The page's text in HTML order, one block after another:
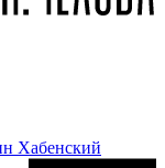
Хабенский